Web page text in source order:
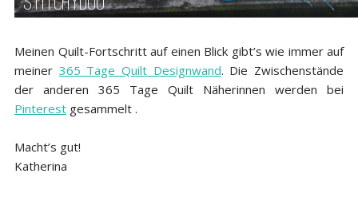
Meinen Quilt-Fortschritt auf einen Blick gibt’s wie immer auf
meiner 365 Tage Quilt Designwand. Die Zwischenstände
der anderen 365 Tage Quilt Näherinnen werden bei
Pinterest gesammelt .
Macht’s gut!
Katherina